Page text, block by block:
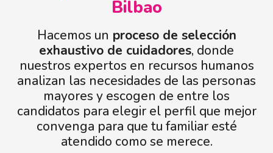
Bilbao
Hacemos un proceso de selección
exhaustivo de cuidadores, donde
nuestros expertos en recursos humanos
analizan las necesidades de las personas
mayores y escogen de entre los
candidatos para elegir el perfil que mejor
convenga para que tu familiar esté
atendido como se merece.